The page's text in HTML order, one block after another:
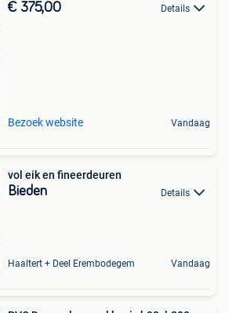
€ 375,00 Details
Bezoek website Vandaag
vol eik en fineerdeuren
Bieden Details
Haaltert + Deel Erembodegem Vandaag